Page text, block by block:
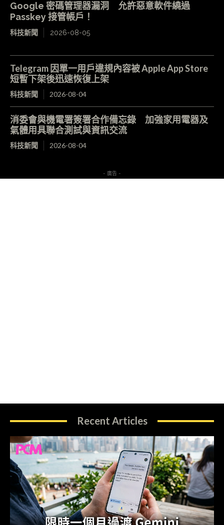
Google 密碼管理器漏洞 允許惡意軟件繞過
Passkey 接管帳戶！
科技新聞 2026-08-05
Telegram 因單一用戶違規內容被 Apple App Store
短暫下架後迅速恢復上架
科技新聞 2026-08-04
消委會與機電署簽署合作備忘錄 加強家用電器及
氣體用具聯合測試與資訊交流
科技新聞 2026-08-04
- 廣告 -
Recent Articles